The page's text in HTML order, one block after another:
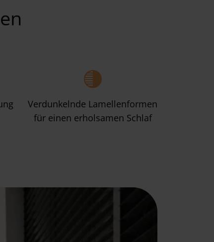
Verdunkelnde Lamellenformen
für einen erholsamen Schlaf